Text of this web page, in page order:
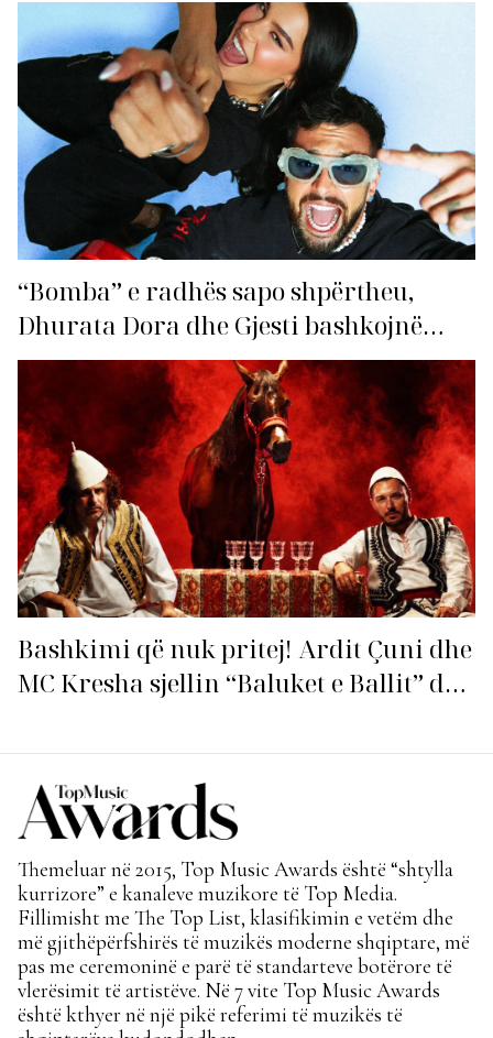
“Bomba” e radhës sapo shpërtheu,
Dhurata Dora dhe Gjesti bashkojnë
fuqitë me “Gasolina”!
Bashkimi që nuk pritej! Ardit Çuni dhe
MC Kresha sjellin “Baluket e Ballit” dhe
Themeluar në 2015, Top Music Awards është “shtylla
kurrizore” e kanaleve muzikore të Top Media.
Fillimisht me The Top List, klasifikimin e vetëm dhe
më gjithëpërfshirës të muzikës moderne shqiptare, më
pas me ceremoninë e parë të standarteve botërore të
vlerësimit të artistëve. Në 7 vite Top Music Awards
është kthyer në një pikë referimi të muzikës të